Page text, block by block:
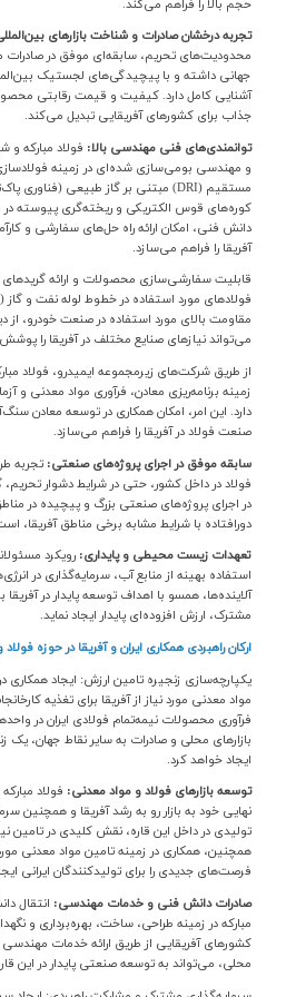
حجم بالا را فراهم می‌کند.
تجربه درخشان صادرات و شناخت بازارهای
محدودیت‌های تحریم، سابقه‌ای موفق در صادرات
جهانی داشته و با پیچیدگی‌های لجستیک
آشنایی کامل دارد. کیفیت و قیمت رقابتی
جذاب برای کشورهای آفریقایی تبدیل می‌کند.
توانمندی‌های فنی مهندسی بالا: فولاد مبارکه
و مهندسی بومی‌سازی شده‌ای در زمینه
مستقیم (DRI)
مبتنی بر گاز طبیعی (فناوری
کوره‌های قوس الکتریکی و ریخته‌گری پیوسته
دانش فنی، امکان ارائه راه حل‌های سفارشی و
آفریقا را فراهم می‌سازد.
قابلیت سفارشی‌سازی محصولات و ارائه گریدهای
فولادهای مورد استفاده در خطوط لوله نفت و گاز (API X70)
مقاومت بالای مورد استفاده در صنعت خودرو، از
می‌تواند نیازهای صنایع مختلف در آفریقا را
از طریق شرکت‌های زیرمجموعه ایمیدرو، فولاد
زمینه برنامه‌ریزی معادن، فرآوری مواد معدنی و
دارد. این امر، امکان همکاری در توسعه معادن
صنعت فولاد در آفریقا را فراهم می‌سازد.
سابقه موفق در اجرای پروژه‌های صنعتی: تجربه
فولاد در داخل کشور، حتی در شرایط دشوار تحریم،
در اجرای پروژه‌های صنعتی بزرگ و پیچیده در
دورافتاده با شرایط مشابه برخی مناطق آفریقا،
تعهدات زیست محیطی و پایداری: رویکرد
استفاده بهینه از منابع آب، سرمایه‌گذاری در
آلاینده‌ها، همسو با اهداف توسعه پایدار در
مشترک، ارزش افزوده‌ای پایدار ایجاد نماید.
ارکان راهبردی همکاری ایران و آفریقا در حوزه
یکپارچه‌سازی زنجیره تامین ارزش: ایجاد همکاری
مواد معدنی مورد نیاز از آفریقا برای تغذیه
فرآوری محصولات نیمه‌تمام فولادی ایران در
بازارهای محلی و صادرات به سایر نقاط جهان، یک
ایجاد خواهد کرد.
توسعه بازارهای فولاد و مواد معدنی: فولاد
نهایی خود به بازار رو به رشد آفریقا و همچنین
تولیدی در داخل این قاره، نقش کلیدی در تامین
همچنین، همکاری در زمینه تامین مواد معدنی مورد
فرصت‌های جدیدی را برای تولیدکنندگان ایرانی
صادرات دانش فنی و خدمات مهندسی: انتقال
مبارکه در زمینه طراحی، ساخت، بهره‌برداری و
کشورهای آفریقایی از طریق ارائه خدمات مهندسی
محلی، می‌تواند به توسعه صنعتی پایدار در این